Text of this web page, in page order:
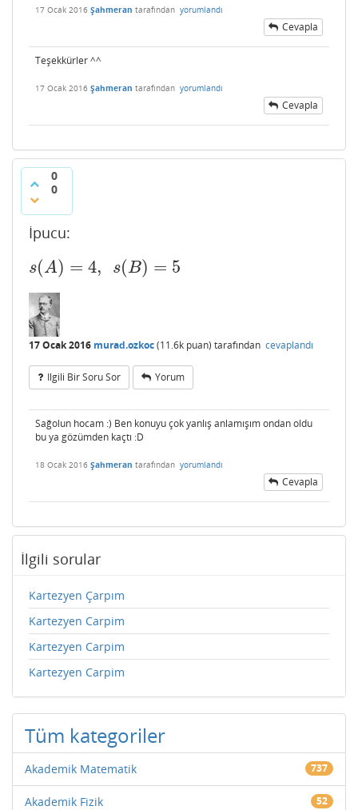
17 Ocak 2016 Şahmeran tarafından yorumlandı
Cevapla
Teşekkürler ^^
17 Ocak 2016 Şahmeran tarafından yorumlandı
Cevapla
0
0
İpucu:
s(A) = 4, s(B) = 5
s (A) =4 s(B)=5
17 Ocak 2016 murad.ozkoc(11.6k puan) tarafından cevaplandı
Ilgili Bir Soru Sor Yorum
Sağolun hocam :) Ben konuyu çok yanlış anlamışım ondan oldu
bu ya gözümden kaçtı :D
18 Ocak 2016 Şahmeran tarafından yorumlandı
Cevapla
İlgili sorular
Kartezyen Çarpım
Kartezyen Carpim
Kartezyen Carpim
Kartezyen Carpim
Tüm kategoriler
Akademik Matematik 737
Akademik Fizik 52